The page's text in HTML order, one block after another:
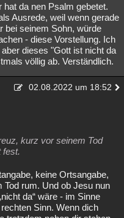
da nen Psalm gebetet.
Ausrede, weil wenn gerade
bei seinem Sohn, würde
- diese Vorstellung. Ich
dieses "Gott ist nicht da
völlig ab. Verständlich.
02.08.2022 um 18:52
kurz vor seinem Tod
fest.
keine Ortsangabe,
rum. Und ob Jesu nun
da“ wäre - im Sinne
Sinn. Wenn dich